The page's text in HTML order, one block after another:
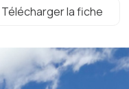
Télécharger la fiche